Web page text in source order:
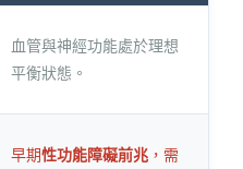
血管與神經功能處於理想
平衡狀態。
早期性功能障礙前兆 ，需